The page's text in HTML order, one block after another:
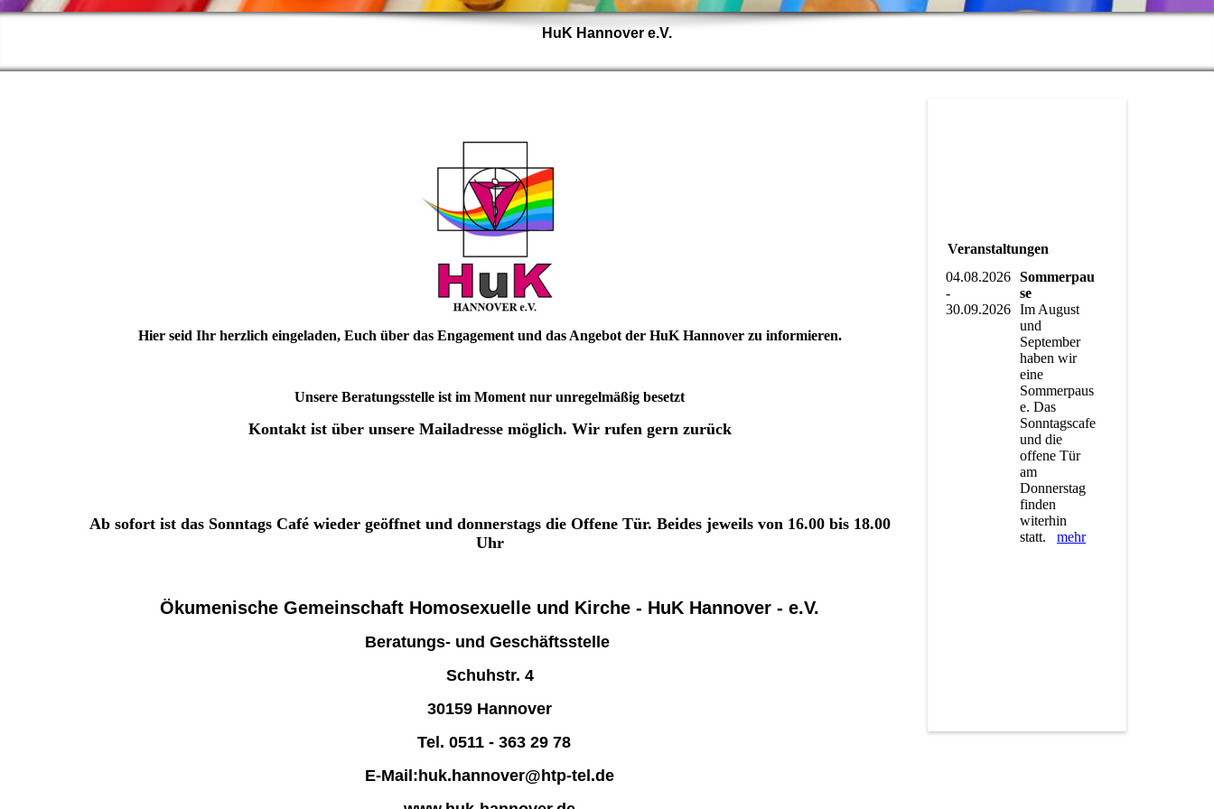
HuK Hannover e.V.
Hier seid Ihr herzlich eingeladen, Euch über das Engagement und das Angebot der HuK Hannover zu informieren.
Unsere Beratungsstelle ist im Moment nur unregelmäßig besetzt
Kontakt ist über unsere Mailadresse möglich. Wir rufen gern zurück
Ab sofort ist das Sonntags Café wieder geöffnet und donnerstags die Offene Tür. Beides jeweils von 16.00 bis 18.00
Uhr
Ökumenische Gemeinschaft Homosexuelle und Kirche - HuK Hannover - e.V.
Beratungs- und Geschäftsstelle
Schuhstr. 4
30159 Hannover
Tel. 0511 - 363 29 78
E-Mail:huk.hannover@htp-tel.de
Veranstaltungen
04.08.2026
-
30.09.2026
Sommerpau
se
Im August
und
September
haben wir
eine
Sommerpaus
e. Das
Sonntagscafe
und die
offene Tür
am
Donnerstag
finden
witerhin
statt. mehr